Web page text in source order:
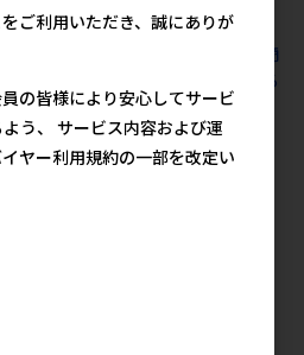
ミアムドライ･半生 1Kg未満の人気商
品を見る
人気商品
ご利用いただき、誠にありが
の皆様により安心してサービ
う、 サービス内容および運
ヤー利用規約の一部を改定い